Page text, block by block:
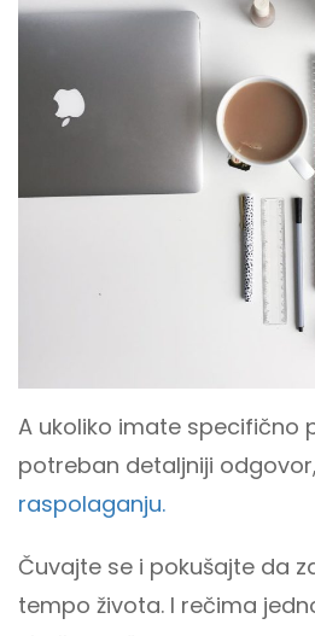
A ukoliko imate specifično
potreban detaljniji odgovor,
raspolaganju.
Čuvajte se i pokušajte da
tempo života. I rečima